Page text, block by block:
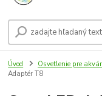
Úvod Osvetlenie pre
Adaptér T8